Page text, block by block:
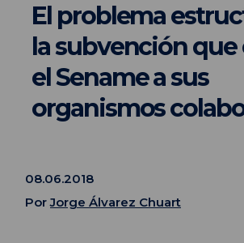
El problema
la subvención
el Sename a sus
organismos
08.06.2018
PorJorge Álvarez Chuart